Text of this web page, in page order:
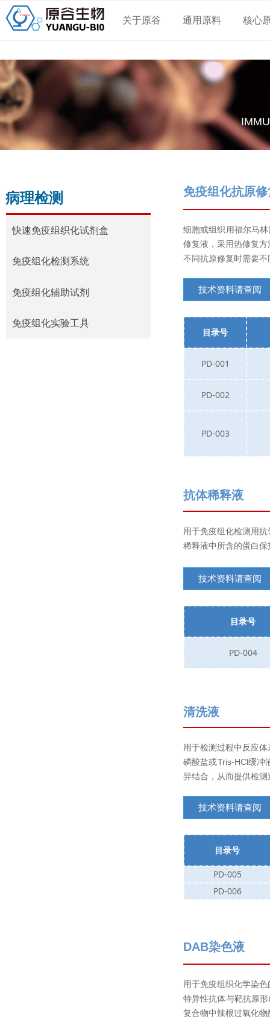
关于原谷 通用原料 核心
病理检测
快速免疫组织化试剂盒
快速免疫组织化试剂盒
免疫组化检测系统
免疫组化检测系统
免疫组化辅助试剂
免疫组化辅助试剂
免疫组化实验工具
目录号
PD-001
PD-002
PD-003
抗体稀释液
用于免疫组化检测用
稀释液中所含的蛋白
技术资料请查阅
免疫组化抗原
细胞或组织用福尔马
修复液，采用热修复
不同抗原修复时需要
技术资料请查阅
目录号
PD-004
清洗液
用于检测过程中反应
磷酸盐或Tris-HCl缓冲
异结合，从而提供检
技术资料请查阅
目录号
PD-005
PD-006
用于免疫组织化学染
特异性抗体与靶抗原
复合物中辣根过氧化
DAB染色液